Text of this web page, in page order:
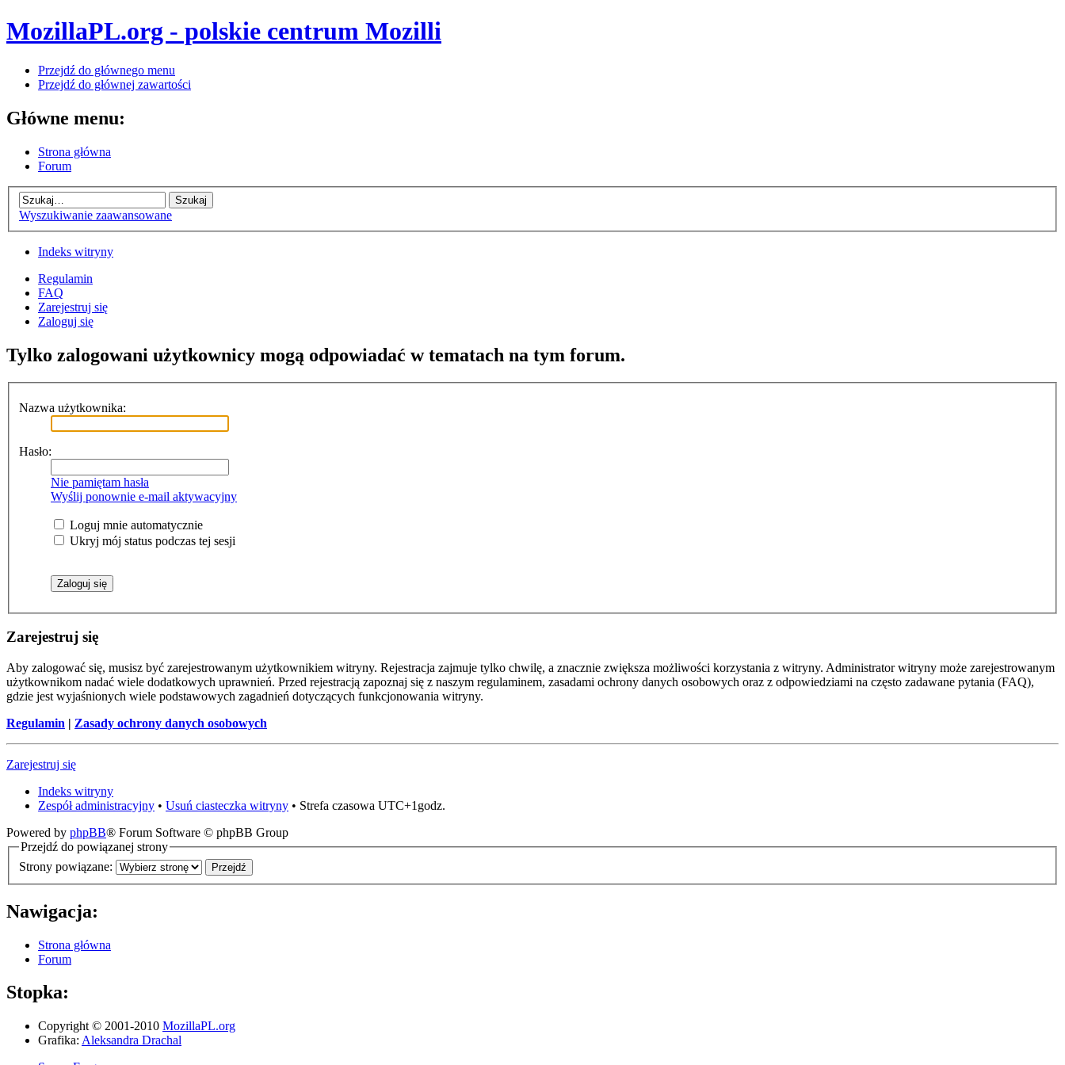
MozillaPL.org - polskie centrum Mozilli
Przejdź do głównego menu
Przejdź do głównej zawartości
Główne menu:
Strona główna
Forum
Wyszukiwanie zaawansowane
Indeks witryny
Regulamin
FAQ
Zarejestruj się
Zaloguj się
Tylko zalogowani użytkownicy mogą odpowiadać w tematach na tym forum.
Nazwa użytkownika:
Hasło:
Nie pamiętam hasła
Wyślij ponownie e-mail aktywacyjny
Loguj mnie automatycznie
Ukryj mój status podczas tej sesji
Zarejestruj się
Aby zalogować się, musisz być zarejestrowanym użytkownikiem witryny. Rejestracja zajmuje tylko chwilę, a znacznie zwiększa możliwości korzystania z witryny. Administrator witryny może zarejestrowanym
użytkownikom nadać wiele dodatkowych uprawnień. Przed rejestracją zapoznaj się z naszym regulaminem, zasadami ochrony danych osobowych oraz z odpowiedziami na często zadawane pytania (FAQ),
gdzie jest wyjaśnionych wiele podstawowych zagadnień dotyczących funkcjonowania witryny.
Regulamin | Zasady ochrony danych osobowych
Zarejestruj się
Indeks witryny
Zespół administracyjny • Usuń ciasteczka witryny • Strefa czasowa UTC+1godz.
Powered by phpBB® Forum Software © phpBB Group
Przejdź do powiązanej strony
Strony powiązane:
Nawigacja:
Strona główna
Forum
Stopka:
Copyright © 2001-2010 MozillaPL.org
Grafika: Aleksandra Drachal